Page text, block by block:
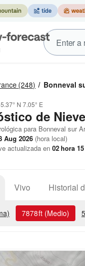
(248) Bonneval
N 7.05° E
de Nieve
para Bonneval sur
Aug 2026 (hora local)
actualizada en 02hora 15
Vivo Historial
7878ft (Medio)